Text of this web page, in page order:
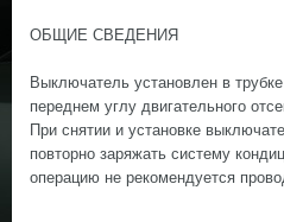
ОБЩИЕ СВЕДЕНИЯ
Выключатель установлен в
переднем углу двигательного
При снятии и установке
повторно заряжать систему
операцию не рекомендуется